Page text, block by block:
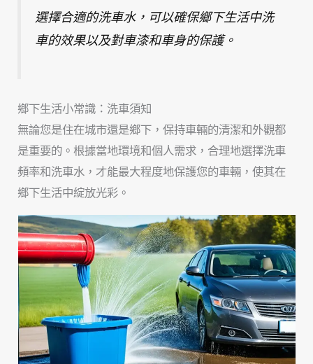
選擇合適的洗車水，可以確保鄉下生活中洗
車的效果以及對車漆和車身的保護。
鄉下生活小常識：洗車須知
無論您是住在城市還是鄉下，保持車輛的清潔和外觀都
是重要的。根據當地環境和個人需求，合理地選擇洗車
頻率和洗車水，才能最大程度地保護您的車輛，使其在
鄉下生活中綻放光彩。